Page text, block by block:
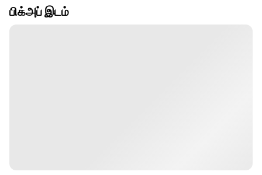
பிக்அப் இடம்